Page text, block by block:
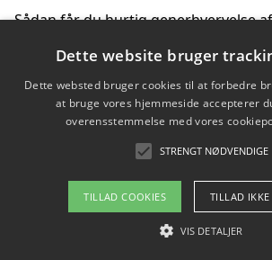
Sådan får du hurtig generhvervelse
Sådan lærer du miljørigtig kørsel
Gentofte
Copyright 2026 - Pilanto
Om / kontakt
Dette website bruger
Dette websted bruger cookies til at forbedre
at bruge vores hjemmeside accepterer
overensstemmelse med vores
STRENGT NØDVENDIGE
TILLAD COOKIES TILLAD IKKE
VIS DETALJER